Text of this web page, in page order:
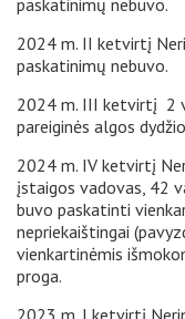
paskatinimų nebuvo.
2024 m. II ketvirtį
paskatinimų nebuvo.
2024 m. III ketvirtį 2
pareiginės algos
2024 m. IV ketvirtį
įstaigos vadovas, 42
buvo paskatinti
nepriekaištingai
vienkartinėmis
proga.